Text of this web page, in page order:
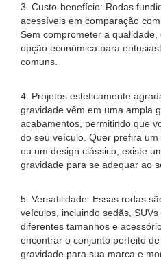
3. Custo-benefício: Rodas
acessíveis em comparação
Sem comprometer a
opção econômica para
comuns.
4. Projetos esteticamente
gravidade vêm em uma ampla
acabamentos, permitindo que
do seu veículo. Quer prefira
ou um design clássico, existe
gravidade para se adequar ao
5. Versatilidade: Essas rodas
veículos, incluindo sedãs,
diferentes tamanhos e
encontrar o conjunto perfeito
gravidade para sua marca e